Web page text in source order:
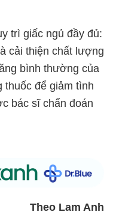
trì giấc ngủ đầy đủ:
cải thiện chất lượng
bình thường của
thuốc để giảm tình
bác sĩ chẩn đoán
Theo Lam Anh